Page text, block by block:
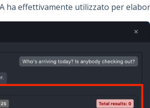
ha effettivamente utilizzato per